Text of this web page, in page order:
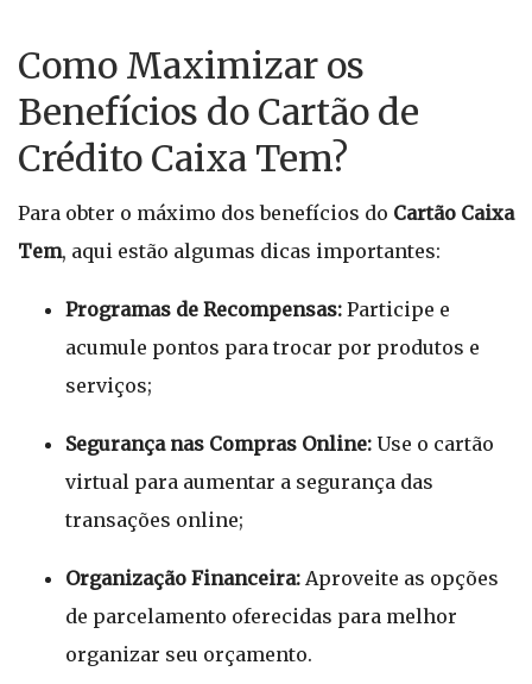
Como Maximizar os
Benefícios do Cartão de
Crédito Caixa Tem?
Para obter o máximo dos benefícios do Cartão Caixa
Tem, aqui estão algumas dicas importantes:
Programas de Recompensas: Participe e
acumule pontos para trocar por produtos e
serviços;
Segurança nas Compras Online: Use o cartão
virtual para aumentar a segurança das
transações online;
Organização Financeira: Aproveite as opções
de parcelamento oferecidas para melhor
organizar seu orçamento.